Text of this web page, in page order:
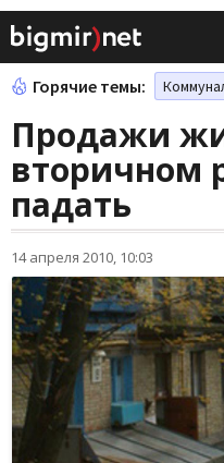
Горячие темы:
Продажи
вторичном
падать
14 апреля 2010, 10:03